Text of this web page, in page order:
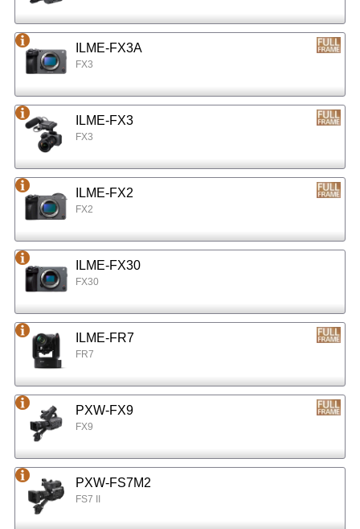
ILME-FX3A
FX3
ILME-FX3
FX3
ILME-FX2
FX2
ILME-FX30
FX30
ILME-FR7
FR7
PXW-FX9
FX9
PXW-FS7M2
FS7 II